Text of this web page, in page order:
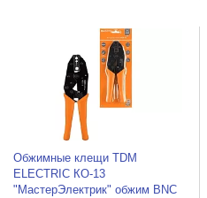
Обжимные клещи TDM
ELECTRIC КО-13
"МастерЭлектрик" обжим BNC